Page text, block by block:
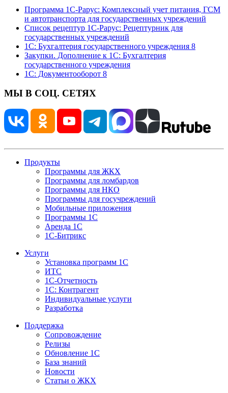
Программа 1С-Рарус: Комплексный учет питания, ГСМ
и автотранспорта для государственных учреждений
Список рецептур 1С-Рарус: Рецептурник для
государственных учреждений
1С: Бухгалтерия государственного учреждения 8
Закупки. Дополнение к 1С: Бухгалтерия
государственного учреждения
1С: Документооборот 8
МЫ В СОЦ. СЕТЯХ
Продукты
Программы для ЖКХ
Программы для ломбардов
Программы для НКО
Программы для госучреждений
Мобильные приложения
Программы 1С
Аренда 1С
1С-Битрикс
Услуги
Установка программ 1С
ИТС
1С-Отчетность
1С: Контрагент
Индивидуальные услуги
Разработка
Поддержка
Сопровождение
Релизы
Обновление 1С
База знаний
Новости
Статьи о ЖКХ